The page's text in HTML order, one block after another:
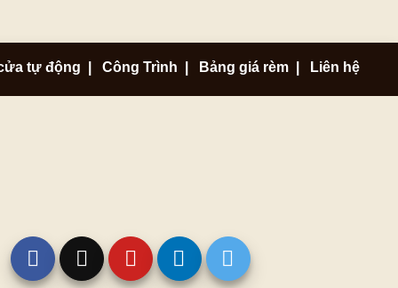
tự động Công Trình Bảng giá rèm Liên hệ